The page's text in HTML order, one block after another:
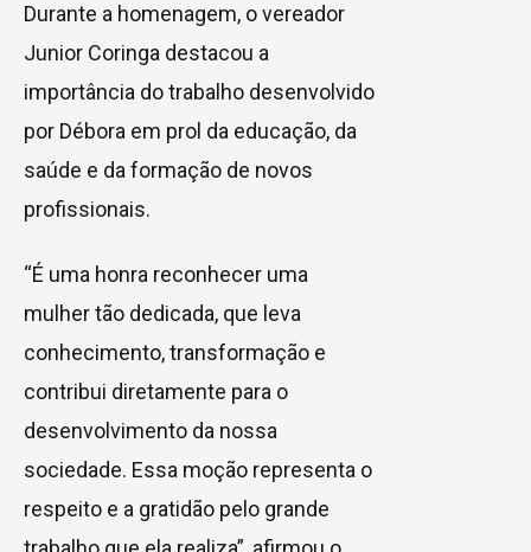
Durante a homenagem, o vereador
Junior Coringa destacou a
importância do trabalho desenvolvido
por Débora em prol da educação, da
saúde e da formação de novos
profissionais.
“É uma honra reconhecer uma
mulher tão dedicada, que leva
conhecimento, transformação e
contribui diretamente para o
desenvolvimento da nossa
sociedade. Essa moção representa o
respeito e a gratidão pelo grande